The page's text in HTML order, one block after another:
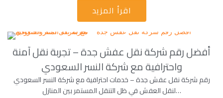
اقرأ المزيد
أفضل رقم شركة نقل عفش جدة – تجربة نقل آمنة
واحترافية مع شركة النسر السعودي
رقم شركة نقل عفش جدة – خدمات احترافية مع شركة النسر السعودي
لنقل العفش في ظل التنقل المستمر بين المنازل…